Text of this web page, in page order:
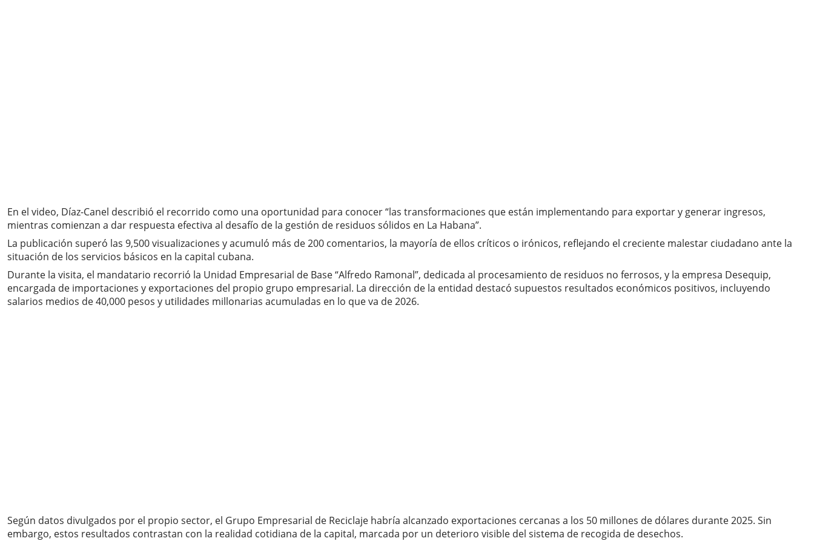
En el video, Díaz-Canel describió el recorrido como una oportunidad para conocer “las transformaciones que están implementando para exportar y generar ingresos,
mientras comienzan a dar respuesta efectiva al desafío de la gestión de residuos sólidos en La Habana”.
La publicación superó las 9,500 visualizaciones y acumuló más de 200 comentarios, la mayoría de ellos críticos o irónicos, reflejando el creciente malestar ciudadano ante la
situación de los servicios básicos en la capital cubana.
Durante la visita, el mandatario recorrió la Unidad Empresarial de Base “Alfredo Ramonal”, dedicada al procesamiento de residuos no ferrosos, y la empresa Desequip,
encargada de importaciones y exportaciones del propio grupo empresarial. La dirección de la entidad destacó supuestos resultados económicos positivos, incluyendo
salarios medios de 40,000 pesos y utilidades millonarias acumuladas en lo que va de 2026.
Según datos divulgados por el propio sector, el Grupo Empresarial de Reciclaje habría alcanzado exportaciones cercanas a los 50 millones de dólares durante 2025. Sin
embargo, estos resultados contrastan con la realidad cotidiana de la capital, marcada por un deterioro visible del sistema de recogida de desechos.